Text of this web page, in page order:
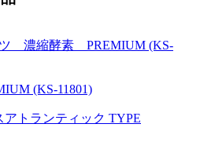
ツ 濃縮酵素 PREMIUM (KS-
(KS-11801)
アトランティック TYPE